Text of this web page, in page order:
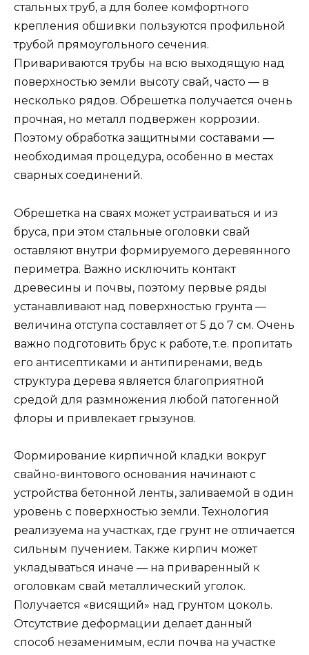
стальных труб, а для более комфортного
крепления обшивки пользуются профильной
трубой прямоугольного сечения.
Привариваются трубы на всю выходящую над
поверхностью земли высоту свай, часто — в
несколько рядов. Обрешетка получается очень
прочная, но металл подвержен коррозии.
Поэтому обработка защитными составами —
необходимая процедура, особенно в местах
сварных соединений.
Обрешетка на сваях может устраиваться и из
бруса, при этом стальные оголовки свай
оставляют внутри формируемого деревянного
периметра. Важно исключить контакт
древесины и почвы, поэтому первые ряды
устанавливают над поверхностью грунта —
величина отступа составляет от 5 до 7 см. Очень
важно подготовить брус к работе, т.е. пропитать
его антисептиками и антипиренами, ведь
структура дерева является благоприятной
средой для размножения любой патогенной
флоры и привлекает грызунов.
Формирование кирпичной кладки вокруг
свайно-винтового основания начинают с
устройства бетонной ленты, заливаемой в один
уровень с поверхностью земли. Технология
реализуема на участках, где грунт не отличается
сильным пучением. Также кирпич может
укладываться иначе — на приваренный к
оголовкам свай металлический уголок.
Получается «висящий» над грунтом цоколь.
Отсутствие деформации делает данный
способ незаменимым, если почва на участке